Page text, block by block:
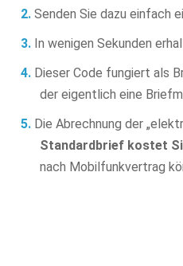
Senden Sie dazu einfach
In wenigen Sekunden
Dieser Code fungiert als
der eigentlich eine
Die Abrechnung der
Standardbrief kostet
nach Mobilfunkvertrag